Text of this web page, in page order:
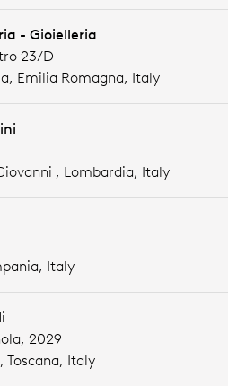
- Gioielleria
23/D
Emilia Romagna, Italy
, Lombardia, Italy
Italy
2029
Toscana, Italy